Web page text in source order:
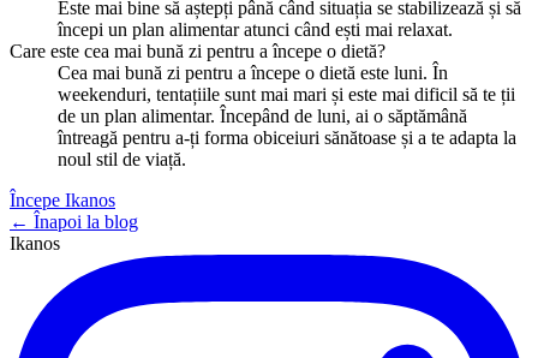
Este mai bine să aștepți până când situația se stabilizează și să
începi un plan alimentar atunci când ești mai relaxat.
Care este cea mai bună zi pentru a începe o dietă?
Cea mai bună zi pentru a începe o dietă este luni. În
weekenduri, tentațiile sunt mai mari și este mai dificil să te ții
de un plan alimentar. Începând de luni, ai o săptămână
întreagă pentru a-ți forma obiceiuri sănătoase și a te adapta la
noul stil de viață.
Începe Ikanos
← Înapoi la blog
Ikanos